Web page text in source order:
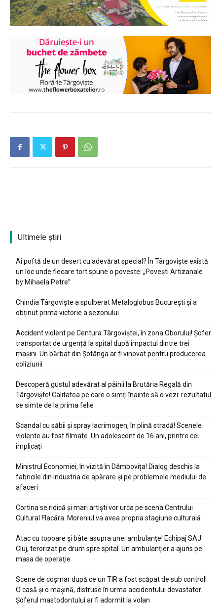
Ultimele ştiri
Ai poftă de un desert cu adevărat special? În Târgoviște există
un loc unde fiecare tort spune o poveste: „Povești Artizanale
by Mihaela Petre”
Chindia Târgoviște a spulberat Metaloglobus București și a
obținut prima victorie a sezonului
Accident violent pe Centura Târgoviștei, în zona Oborului! Șofer
transportat de urgență la spital după impactul dintre trei
mașini. Un bărbat din Șotânga ar fi vinovat pentru producerea
coliziunii
Descoperă gustul adevărat al pâinii la Brutăria Regală din
Târgoviște! Calitatea pe care o simți înainte să o vezi: rezultatul
se simte de la prima felie
Scandal cu săbii și spray lacrimogen, în plină stradă! Scenele
violente au fost filmate. Un adolescent de 16 ani, printre cei
implicați
Ministrul Economiei, în vizită în Dâmbovița! Dialog deschis la
fabricile din industria de apărare și pe problemele mediului de
afaceri
Cortina se ridică și mari artiști vor urca pe scena Centrului
Cultural Flacăra. Moreniul va avea propria stagiune culturală
Atac cu topoare și bâte asupra unei ambulanțe! Echipaj SAJ
Cluj, terorizat pe drum spre spital. Un ambulanțier a ajuns pe
masa de operație
Scene de coșmar după ce un TIR a fost scăpat de sub control!
O casă și o mașină, distruse în urma accidentului devastator.
Șoferul mastodontului ar fi adormit la volan